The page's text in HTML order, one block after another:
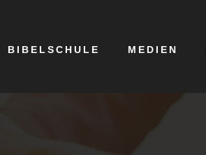
BIBELSCHULE MEDIEN